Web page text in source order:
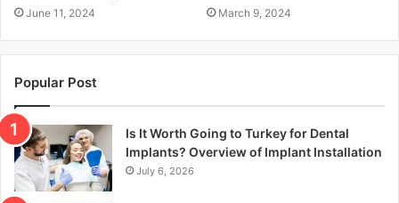
June 11, 2024 March 9, 2024
Popular Post
Is It Worth Going to Turkey for Dental
Implants? Overview of Implant Installation
July 6, 2026